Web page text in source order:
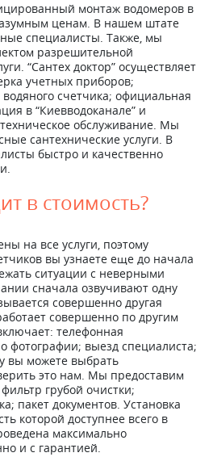
монтаж водомеров в
ценам. В нашем штате
специалисты. Также, мы
разрешительной
“Сантех доктор” осуществляет
учетных приборов;
водяного счетчика; официальная
в “Киевводоканале” и
обслуживание. Мы
сантехнические услуги. В
быстро и качественно
в стоимость?
на все услуги, поэтому
вы узнаете еще до начала
ситуации с неверными
сначала озвучивают одну
совершенно другая
совершенно по другим
телефонная
фотографии; выезд специалиста;
вы можете выбрать
это нам. Мы предоставим
грубой очистки;
пакет документов. Установка
которой доступнее всего в
максимально
и с гарантией.